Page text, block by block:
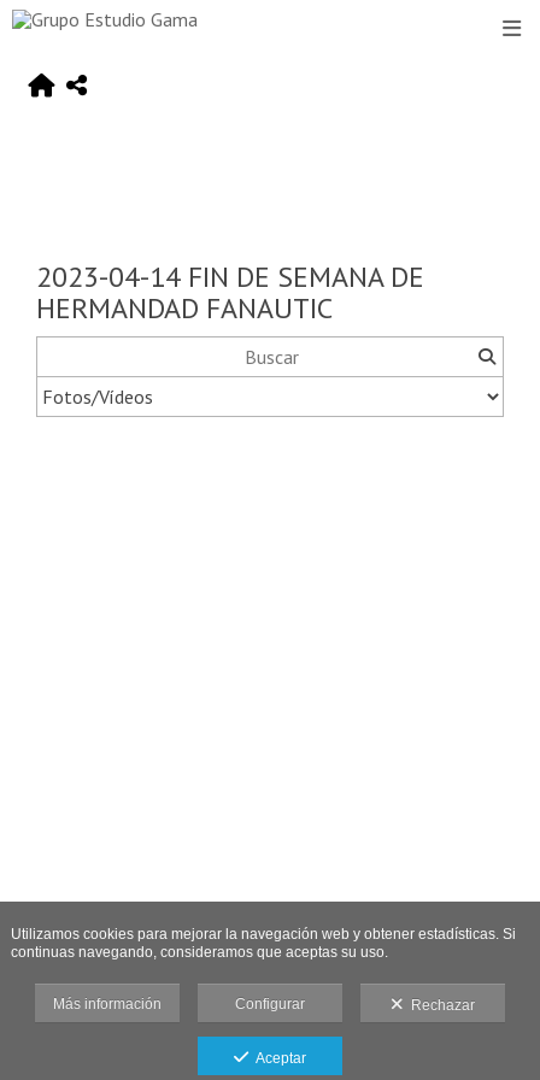
2023-04-14 FIN DE SEMANA DE
HERMANDAD FANAUTIC
Utilizamos cookies para mejorar la navegación web y obtener estadísticas. Si
continuas navegando, consideramos que aceptas su uso.
Más información Configurar Rechazar
Aceptar